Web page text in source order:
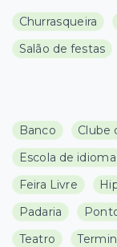
Churrasqueira
Salão de festas
Banco Clube
Escola de idioma
Feira Livre
Padaria
Teatro